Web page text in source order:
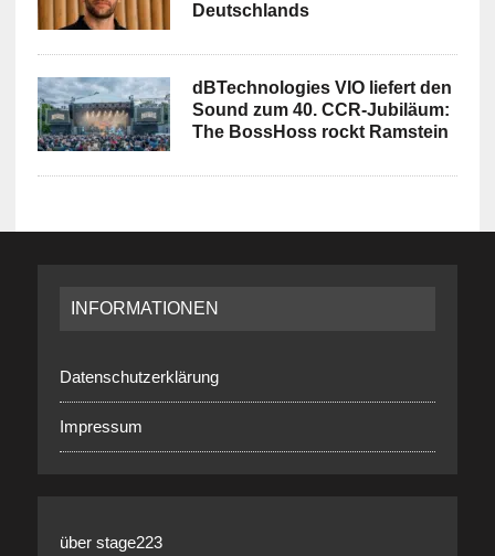
Deutschlands
dBTechnologies VIO liefert den
Sound zum 40. CCR-Jubiläum:
The BossHoss rockt Ramstein
INFORMATIONEN
Datenschutzerklärung
Impressum
über stage223